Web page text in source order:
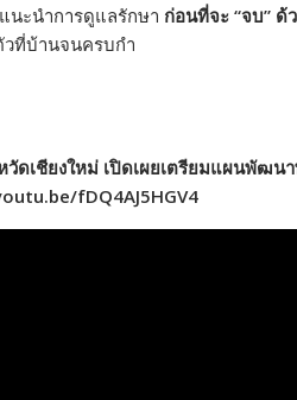
แนะนำการดูแลรักษา ก่อนที่จะ “จบ” ด้
วที่บ้านจนครบกำ
ดเชียงใหม่ เปิดเผยเตรียมแผนพัฒน
fDQ4AJ5HGV4